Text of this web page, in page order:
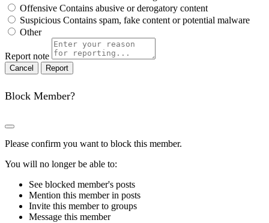
Offensive Contains abusive or derogatory content
Suspicious Contains spam, fake content or potential malware
Other
Report note
Report
Block Member?
Please confirm you want to block this member.
You will no longer be able to:
See blocked member's posts
Mention this member in posts
Invite this member to groups
Message this member